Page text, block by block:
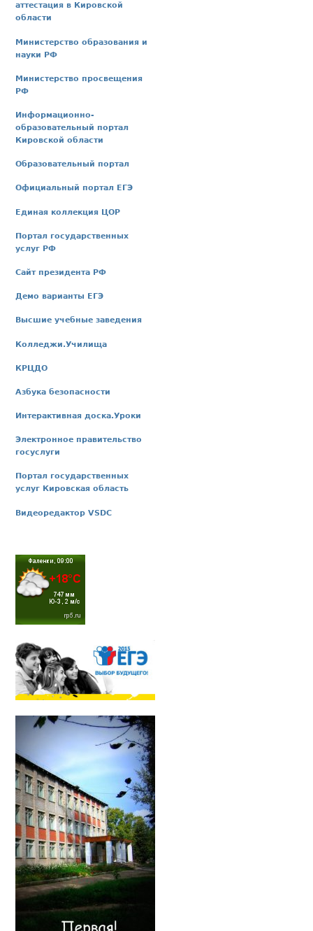
аттестация в Кировской
области
Министерство образования и
науки РФ
Министерство просвещения
РФ
Информационно-
образовательный портал
Кировской области
Образовательный портал
Официальный портал ЕГЭ
Единая коллекция ЦОР
Портал государственных
услуг РФ
Сайт президента РФ
Демо варианты ЕГЭ
Высшие учебные заведения
Колледжи.Училища
КРЦДО
Азбука безопасности
Интерактивная доска.Уроки
Электронное правительство
госуслуги
Портал государственных
услуг Кировская область
Видеоредактор VSDC